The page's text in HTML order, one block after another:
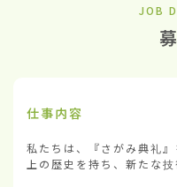
JOB
仕事内容
私たちは、『さがみ典礼
上の歴史を持ち、新たな